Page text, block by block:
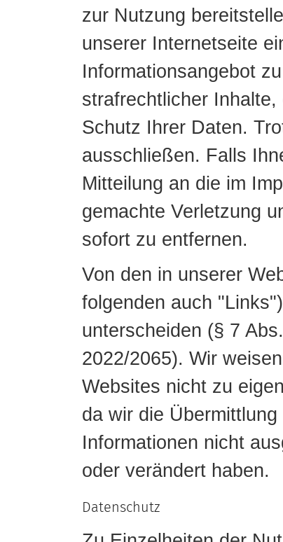
zur Nutzung
unserer Internetseite
Informationsangebot
strafrechtlicher
Schutz Ihrer Daten.
ausschließen. Falls
Mitteilung an die im
gemachte Verletzung
sofort zu entfernen.
Von den in unserer
folgenden auch
unterscheiden (§ 7
2022/2065). Wir
Websites nicht zu
da wir die
Informationen nicht
oder verändert haben.
Datenschutz